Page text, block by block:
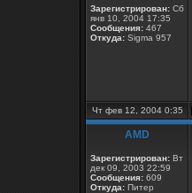
Зарегистрирован: Сб
янв 10, 2004 17:35
Сообщения: 467
Откуда: Sigma 957
Чт фев 12, 2004 0:35
AMD
Зарегистрирован: Вт
дек 09, 2003 22:59
Сообщения: 609
Откуда: Питер